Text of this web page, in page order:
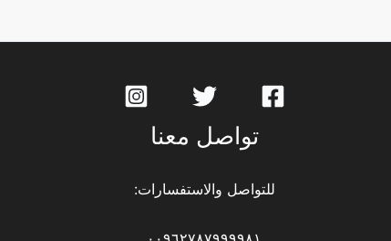
تواصل معنا
للتواصل والاستفسارات: